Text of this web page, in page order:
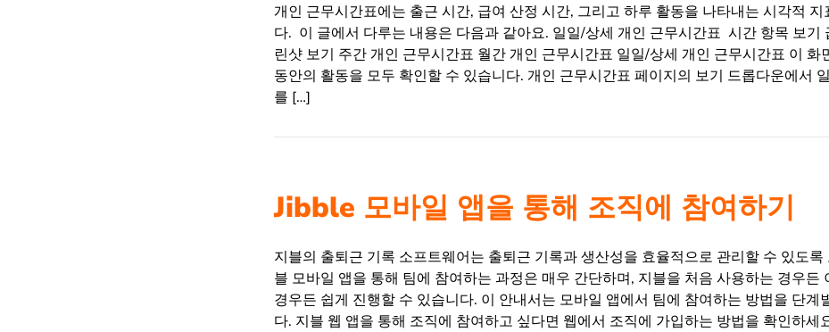
개인 근무시간표에는 출근 시간, 급여 산정 시간, 그리고 하루 활동을 나타내는 시각적 지
다. 이 글에서 다루는 내용은 다음과 같아요. 일일/상세 개인 근무시간표 시간 항목 보기
린샷 보기 주간 개인 근무시간표 월간 개인 근무시간표 일일/상세 개인 근무시간표 이 화
동안의 활동을 모두 확인할 수 있습니다. 개인 근무시간표 페이지의 보기 드롭다운에서
를 […]
Jibble 모바일 앱을 통해 조직에 참여하기
지블의 출퇴근 기록 소프트웨어는 출퇴근 기록과 생산성을 효율적으로 관리할 수 있도록
블 모바일 앱을 통해 팀에 참여하는 과정은 매우 간단하며, 지블을 처음 사용하는 경우든
경우든 쉽게 진행할 수 있습니다. 이 안내서는 모바일 앱에서 팀에 참여하는 방법을 단계
다. 지블 웹 앱을 통해 조직에 참여하고 싶다면 웹에서 조직에 가입하는 방법을 확인하세